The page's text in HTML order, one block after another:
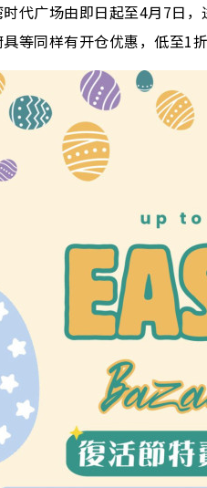
代广场由即日起至4月7日
等同样有开仓优惠，低至1折